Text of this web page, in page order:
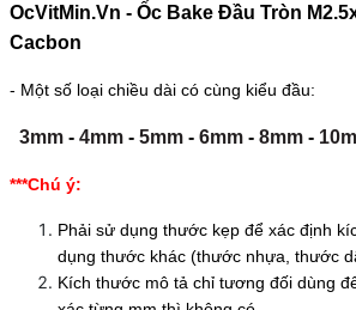
OcVitMin.Vn - Ốc Bake Đầu Tròn
Cacbon
- Một số loại chiều dài có cùng kiểu đầu:
3mm- 4mm- 5mm- 6mm- 8mm-
***Chú ý:
Phải sử dụng thước kẹp để xác định
dụng thước khác (thước nhựa, thước
Kích thước mô tả chỉ tương đối dùng